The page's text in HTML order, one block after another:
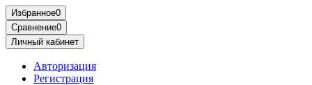
Избранное0
Сравнение0
Личный кабинет
Авторизация
Регистрация